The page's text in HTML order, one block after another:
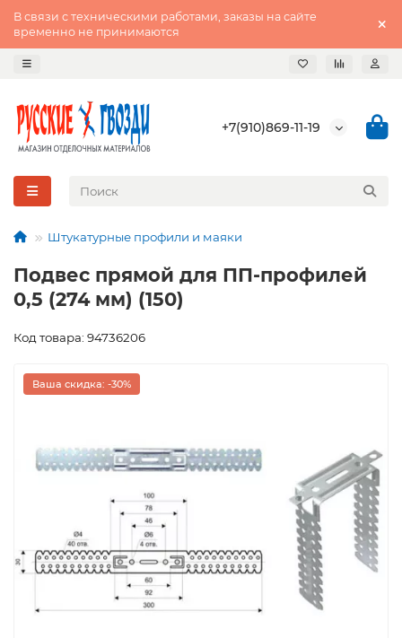
В связи с техническими работами, заказы на сайте
временно не принимаются
+7(910)869-11-19
Штукатурные профили и маяки
Подвес прямой для ПП-профилей
0,5 (274 мм) (150)
Код товара: 94736206
Ваша скидка: -30%